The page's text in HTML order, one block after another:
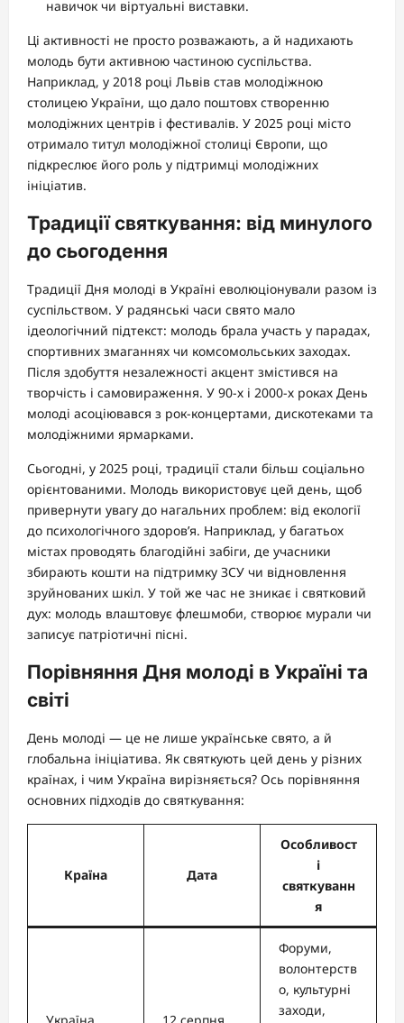
навичок чи віртуальні виставки.
Ці активності не просто розважають, а й надихають
молодь бути активною частиною суспільства.
Наприклад, у 2018 році Львів став молодіжною
столицею України, що дало поштовх створенню
молодіжних центрів і фестивалів. У 2025 році місто
отримало титул молодіжної столиці Європи, що
підкреслює його роль у підтримці молодіжних
ініціатив.
Традиції святкування: від минулого
до сьогодення
Традиції Дня молоді в Україні еволюціонували разом із
суспільством. У радянські часи свято мало
ідеологічний підтекст: молодь брала участь у парадах,
спортивних змаганнях чи комсомольських заходах.
Після здобуття незалежності акцент змістився на
творчість і самовираження. У 90-х і 2000-х роках День
молоді асоціювався з рок-концертами, дискотеками та
молодіжними ярмарками.
Сьогодні, у 2025 році, традиції стали більш соціально
орієнтованими. Молодь використовує цей день, щоб
привернути увагу до нагальних проблем: від екології
до психологічного здоров’я. Наприклад, у багатьох
містах проводять благодійні забіги, де учасники
збирають кошти на підтримку ЗСУ чи відновлення
зруйнованих шкіл. У той же час не зникає і святковий
дух: молодь влаштовує флешмоби, створює мурали чи
записує патріотичні пісні.
Порівняння Дня молоді в Україні та
світі
День молоді — це не лише українське свято, а й
глобальна ініціатива. Як святкують цей день у різних
країнах, і чим Україна вирізняється? Ось порівняння
основних підходів до святкування:
Країна Дата
Особливост
і
святкуванн
я
Форуми,
волонтерств
о, культурні
заходи,